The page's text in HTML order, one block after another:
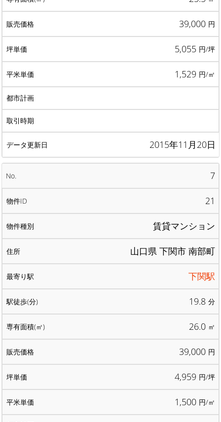
39,000 円
5,055 円/坪
1,529 円/㎡
2015年11月20日
7
21
賃貸マンション
山口県 下関市 南部町
下関駅
19.8 分
26.0 ㎡
39,000 円
4,959 円/坪
1,500 円/㎡